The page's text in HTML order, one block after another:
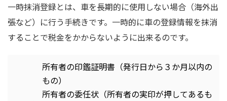
一時抹消登録とは、車を長期的に使用しない場合（海外出
張など）に行う手続きです。一時的に車の登録情報を抹消
することで税金をかからないように出来るのです。
所有者の印鑑証明書（発行日から３か月以内の
もの）
所有者の委任状（所有者の実印が押してあるも